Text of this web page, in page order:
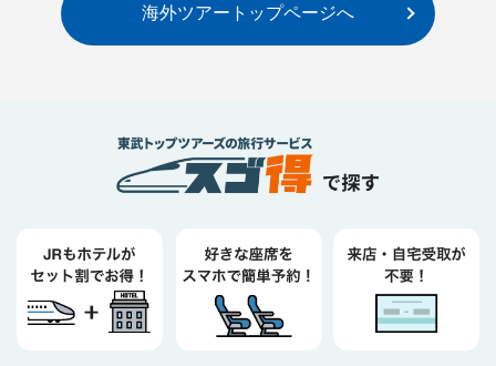
海外ツアートップページへ